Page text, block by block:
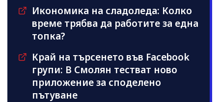
Икономика на сладоледа: Колко
време трябва да работите за една
топка?
Край на търсенето във Facebook
групи: В Смолян тестват ново
приложение за споделено
пътуване